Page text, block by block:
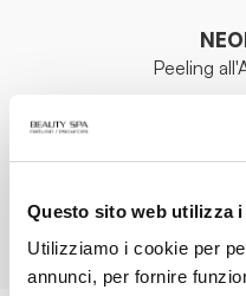
Questo sito web utilizza
Utilizziamo i cookie per
annunci, per fornire
Peeling
TUTTI I